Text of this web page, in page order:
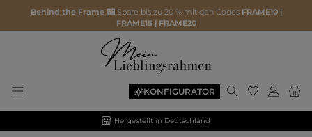
Behind the Frame 🖼️ Spare bis zu 20 % mit den Codes FRAME10 |
FRAME15 | FRAME20
KONFIGURATOR
Hergestellt in Deutschland